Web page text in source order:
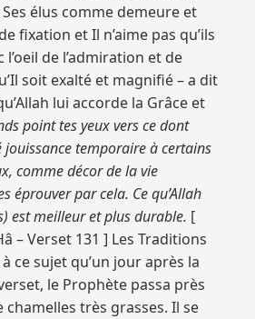
élus comme demeure et
fixation et Il n’aime pas qu’ils
de l’admiration et de
soit exalté et magnifié – a dit
lui accorde la Grâce et
point tes yeux vers ce dont
jouissance temporaire à certains
comme décor de la vie
éprouver par cela. Ce qu’Allah
est meilleur et plus durable. [
– Verset 131 ] Les Traditions
ce sujet qu’un jour après la
le Prophète passa près
chamelles très grasses. Il se